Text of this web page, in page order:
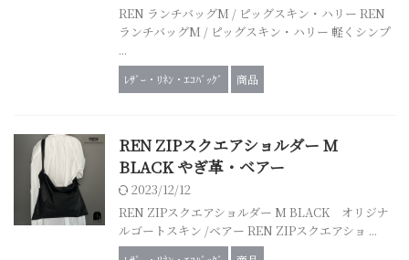
REN ランチバッグM / ピッグスキン・ハリー REN
ランチバッグM / ピッグスキン・ハリー 軽くシンプ
...
ﾚｻﾞｰ・ﾘﾈﾝ・ｴｺﾊﾞｯｸﾞ 商品
REN ZIPスクエアショルダー M
BLACK やぎ革・ベアー
2023/12/12
REN ZIPスクエアショルダー M BLACK オリジナ
ルゴートスキン /ベアー REN ZIPスクエアショ ...